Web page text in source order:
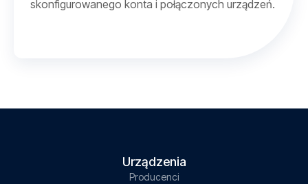
skonfigurowanego konta i połączonych urządzeń.
Urządzenia
Producenci